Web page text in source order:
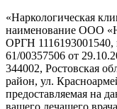
«Наркологическая
наименование ООО
ОРГН 1116193001540,
61/00357506 от
344002, Ростовская
район, ул.
предоставляемая на
вашего лечащего